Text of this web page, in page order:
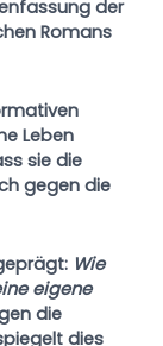
der
Romans
Leben
sie die
gegen die
Wie
eigene
die
dies